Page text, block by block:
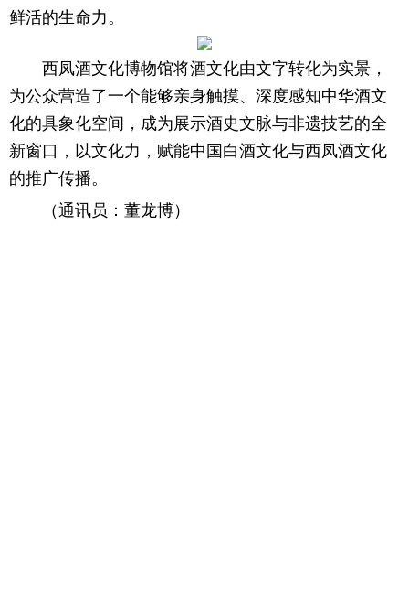
鲜活的生命力。
西凤酒文化博物馆将酒文化由文字转化为实景，
为公众营造了一个能够亲身触摸、深度感知中华酒文
化的具象化空间，成为展示酒史文脉与非遗技艺的全
新窗口，以文化力，赋能中国白酒文化与西凤酒文化
的推广传播。
（通讯员：董龙博）